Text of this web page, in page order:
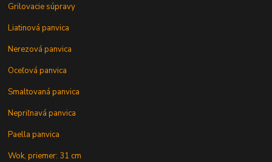
Grilovacie súpravy
Liatinová panvica
Nerezová panvica
Oceľová panvica
Smaltovaná panvica
Nepriľnavá panvica
Paella panvica
Wok, priemer: 31 cm